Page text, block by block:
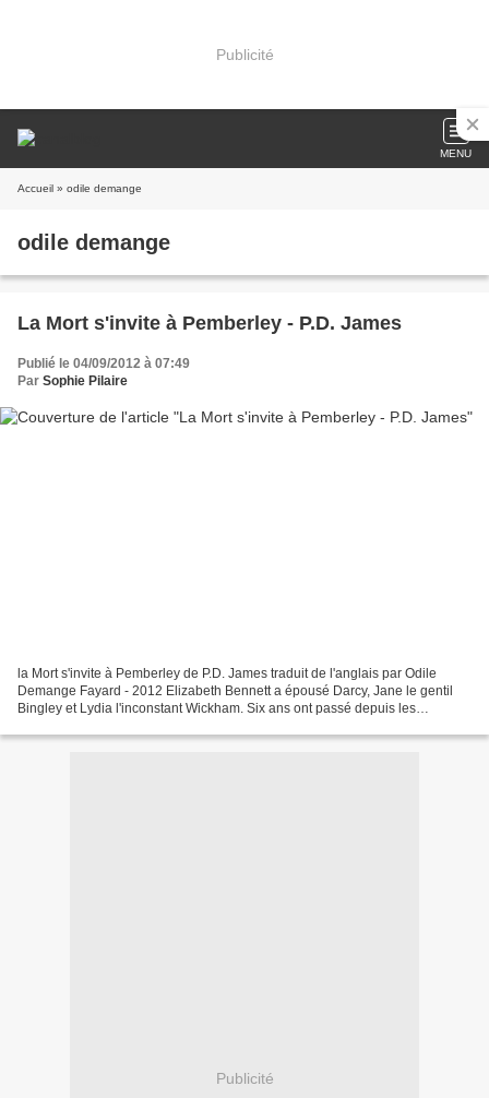
Publicité
MENU
Accueil » odile demange
odile demange
La Mort s'invite à Pemberley - P.D. James
Publié le 04/09/2012 à 07:49
Par Sophie Pilaire
la Mort s'invite à Pemberley de P.D. James traduit de l'anglais par Odile
Demange Fayard - 2012 Elizabeth Bennett a épousé Darcy, Jane le gentil
Bingley et Lydia l'inconstant Wickham. Six ans ont passé depuis les
Publicité